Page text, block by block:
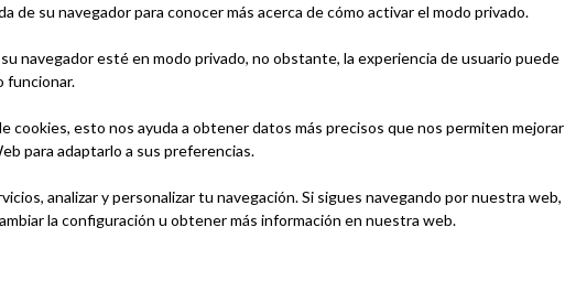
de su navegador para conocer más acerca de cómo activar el modo privado.
navegador esté en modo privado, no obstante, la experiencia de usuario puede
funcionar.
cookies, esto nos ayuda a obtener datos más precisos que nos permiten mejorar
para adaptarlo a sus preferencias.
analizar y personalizar tu navegación. Si sigues navegando por nuestra web,
la configuración u obtener más información en nuestra web.